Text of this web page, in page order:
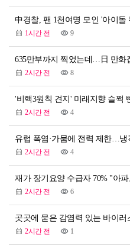
1시간 전 9
2시간 전 8
2시간 전 4
2시간 전 4
2시간 전 6
2시간 전 1